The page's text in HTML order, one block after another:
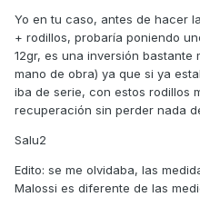
Yo en tu caso, antes de hacer
+ rodillos, probaría poniendo
12gr, es una inversión
mano de obra) ya que si ya
iba de serie, con estos rodillos
recuperación sin perder nada
Salu2
Edito: se me olvidaba, las
Malossi es diferente de las